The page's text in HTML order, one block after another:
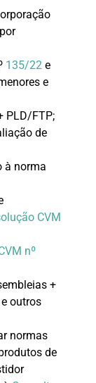
135/22e
e
PLD/FTP;
de
à norma
CVM
nº
+
outros
normas
de